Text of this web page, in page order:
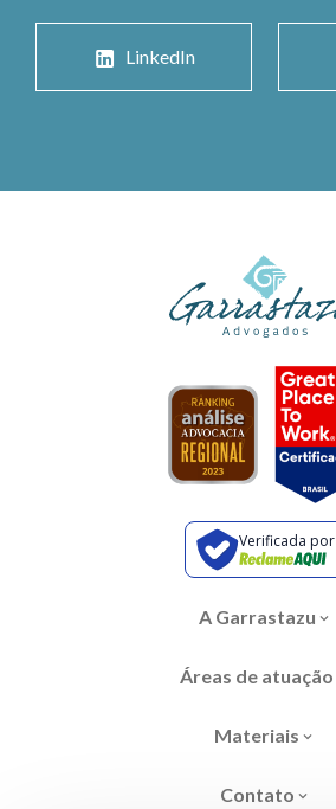
LinkedIn
Verificada por
A Garrastazu
Áreas de atuação
Materiais
Contato